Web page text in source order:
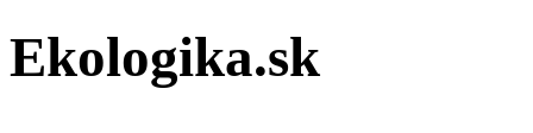
Ekologika.sk